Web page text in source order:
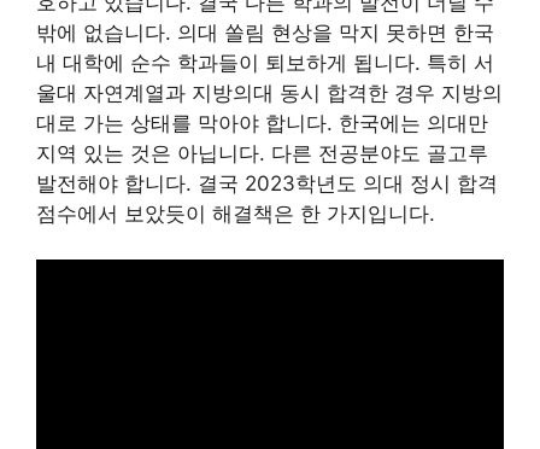
밖에 없습니다. 의대 쏠림 현상을 막지 못하면 한국
내 대학에 순수 학과들이 퇴보하게 됩니다. 특히 서
울대 자연계열과 지방의대 동시 합격한 경우 지방의
대로 가는 상태를 막아야 합니다. 한국에는 의대만
지역 있는 것은 아닙니다. 다른 전공분야도 골고루
발전해야 합니다. 결국 2023학년도 의대 정시 합격
점수에서 보았듯이 해결책은 한 가지입니다.